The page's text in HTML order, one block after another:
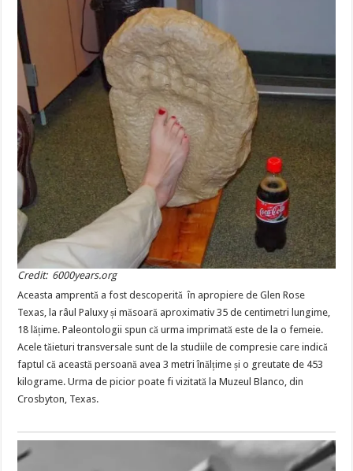
Credit: 6000years.org
Aceasta amprentă a fost descoperită în apropiere de Glen Rose
Texas, la râul Paluxy și măsoară aproximativ 35 de centimetri lungime,
18 lățime. Paleontologii spun că urma imprimată este de la o femeie.
Acele tăieturi transversale sunt de la studiile de compresie care indică
faptul că această persoană avea 3 metri înălțime și o greutate de 453
kilograme. Urma de picior poate fi vizitată la Muzeul Blanco, din
Crosbyton, Texas.